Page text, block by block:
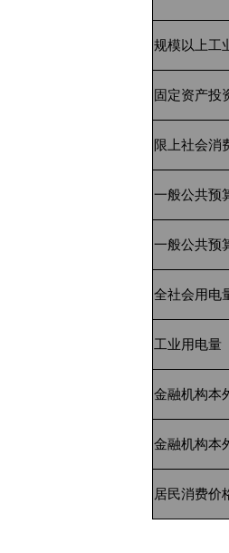
规模以上工
固定资产投
限上社会消
一般公共预
一般公共预
全社会用电
工业用电量
金融机构本
金融机构本
居民消费价